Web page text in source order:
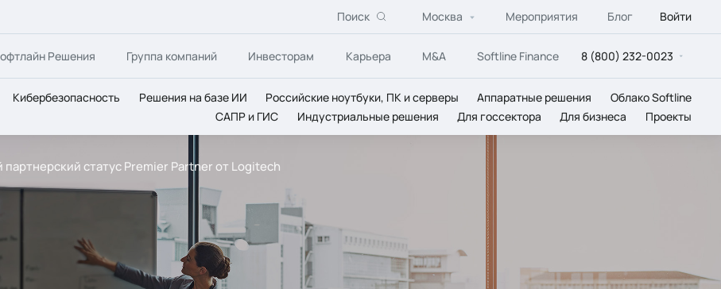
Поиск Москва Мероприятия Блог Войти
Решения Группа компаний Инвесторам Карьера M&A Softline Finance 8 (800) 232-0023
Кибербезопасность Решения на базе ИИ Российские ноутбуки, ПК и серверы Аппаратные решения
Облако Softline
САПР и ГИС
Индустриальные решения Для госсектора Для бизнеса Проекты
статус Premier Partner от Logitech